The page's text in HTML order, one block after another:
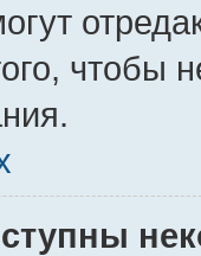
чтобы